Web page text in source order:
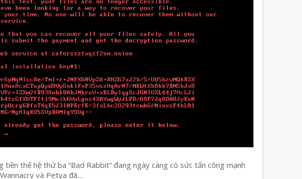
tiền thế hệ thứ ba “Bad Rabbit” đang ngày càng có sức tấn công mạnh
và Petya đã…